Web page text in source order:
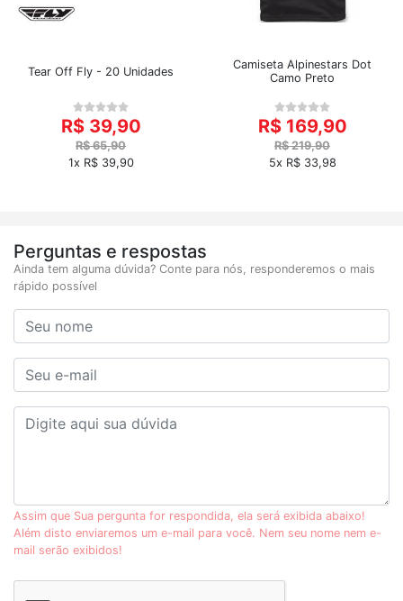
Tear Off Fly - 20 Unidades
R$ 39,90
R$ 65,90
1x R$ 39,90
Camiseta Alpinestars Dot
Camo Preto
R$ 169,90
R$ 219,90
5x R$ 33,98
Perguntas e respostas
Ainda tem alguma dúvida? Conte para nós, responderemos o mais
rápido possível
Assim que Sua pergunta for respondida, ela será exibida abaixo!
Além disto enviaremos um e-mail para você. Nem seu nome nem e-
mail serão exibidos!